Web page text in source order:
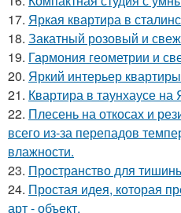
17. Яркая квартира в
18. Закатный розовый и
19. Гармония геометрии и
20. Яркий интерьер
21. Квартира в таунхаусе на
22. Плесень на откосах и
всего из-за перепадов
влажности.
23. Пространство для
24. Простая идея, которая
арт - объект.